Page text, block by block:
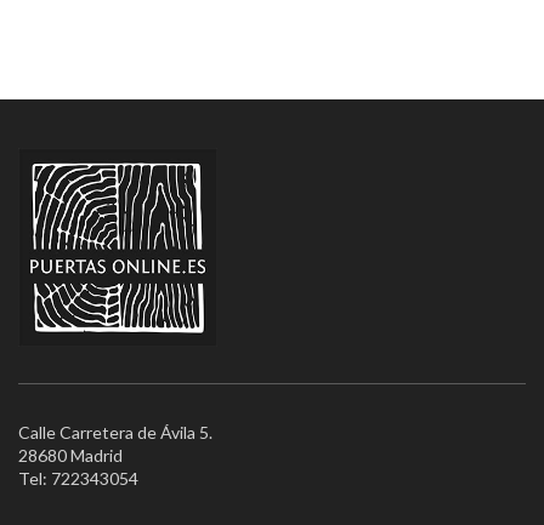
Calle Carretera de Ávila 5.
28680 Madrid
Tel: 722343054